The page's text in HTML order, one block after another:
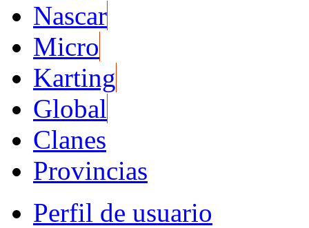
Nascar
Micro
Karting
Global
Clanes
Provincias
Perfil de usuario